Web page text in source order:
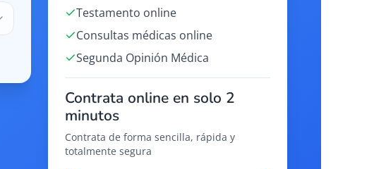
Testamento online
Consultas médicas online
Segunda Opinión Médica
Contrata online en solo 2
minutos
Contrata de forma sencilla, rápida y
totalmente segura